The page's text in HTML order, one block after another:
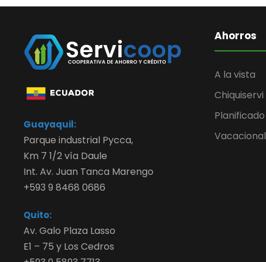
Guayaquil:
Parque industrial Pycca,
Km 7 1/2 vía Daule
Int. Av. Juan Tanca Marengo
+593 9 8468 0686
Quito:
Av. Galo Plaza Lasso
E1 – 75 y Los Cedros
Ahorros
A la vista
Chiquiservi
Planificado
Vacacional